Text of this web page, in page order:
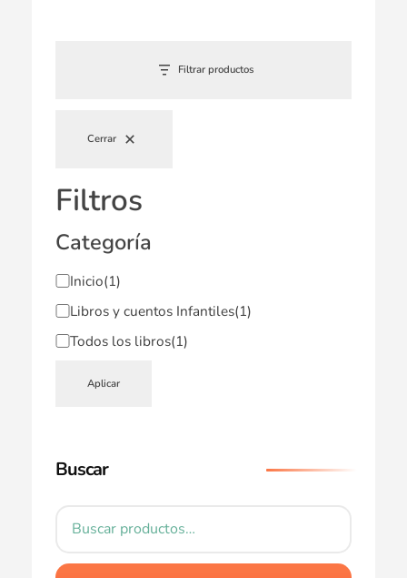
Filtrar productos
Cerrar
Filtros
Categoría
Inicio(1)
Libros y cuentos Infantiles(1)
Todos los libros(1)
Aplicar
Buscar